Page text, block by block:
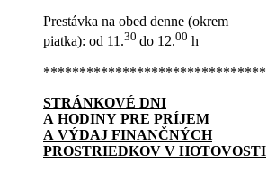
Prestávka na obed denne (okrem
piatka): od 11.30 do 12.00 h
*******************************
STRÁNKOVÉ DNI
A HODINY PRE PRÍJEM
A VÝDAJ FINANČNÝCH
PROSTRIEDKOV V HOTOVOSTI